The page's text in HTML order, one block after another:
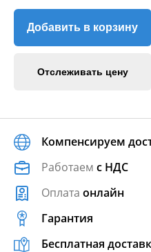
Добавить в корзину
Отслеживать цену
Компенсируем
Работаем с НДС
Оплата онлайн
Гарантия
Бесплатная